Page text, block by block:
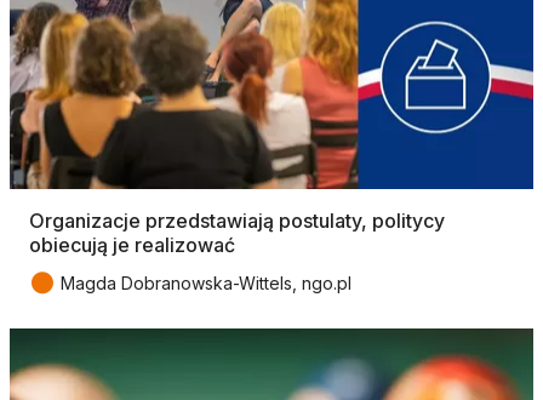
Organizacje przedstawiają postulaty, politycy
obiecują je realizować
● Magda Dobranowska-Wittels, ngo.pl